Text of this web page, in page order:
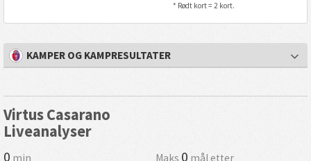
* Rødt kort = 2 kort.
KAMPER OG KAMPRESULTATER
Virtus Casarano
Liveanalyser
0 min Maks 0 mål etter